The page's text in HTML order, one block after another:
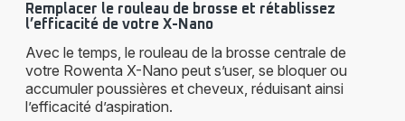
Remplacer le rouleau de brosse et rétablissez
l’efficacité de votre X-Nano
Avec le temps, le rouleau de la brosse centrale de
votre Rowenta X-Nano peut s’user, se bloquer ou
accumuler poussières et cheveux, réduisant ainsi
l’efficacité d’aspiration.